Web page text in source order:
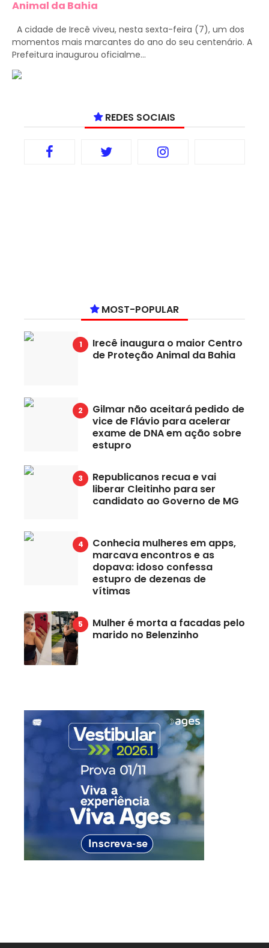
Animal da Bahia
A cidade de Irecê viveu, nesta sexta-feira (7), um dos
momentos mais marcantes do ano do seu centenário. A
Prefeitura inaugurou oficialme...
REDES SOCIAIS
MOST-POPULAR
Irecê inaugura o maior Centro
de Proteção Animal da Bahia
Gilmar não aceitará pedido de
vice de Flávio para acelerar
exame de DNA em ação sobre
estupro
Republicanos recua e vai
liberar Cleitinho para ser
candidato ao Governo de MG
Conhecia mulheres em apps,
marcava encontros e as
dopava: idoso confessa
estupro de dezenas de
vítimas
Mulher é morta a facadas pelo
marido no Belenzinho